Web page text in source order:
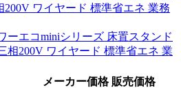
200V ワイヤード 標準省エネ 業務
メーカー価格 販売価格